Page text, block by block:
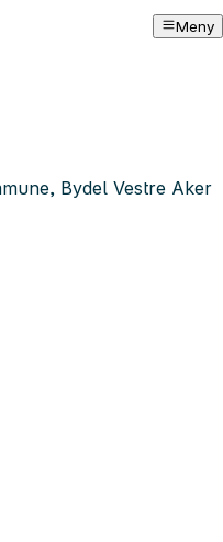
Meny
Bydel Vestre Aker